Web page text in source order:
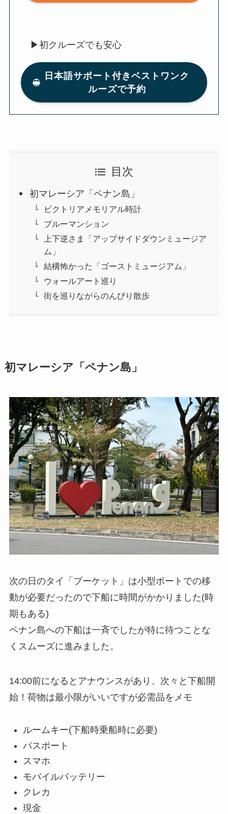
▶初クルーズでも安心
日本語サポート付きベストワンク
ルーズで予約
目次
初マレーシア「ペナン島」
ビクトリアメモリアル時計
ブルーマンション
上下逆さま「アップサイドダウンミュージア
ム」
結構怖かった「ゴーストミュージアム」
ウォールアート巡り
街を巡りながらのんびり散歩
初マレーシア「ペナン島」
次の日のタイ「プーケット」は小型ボートでの移
動が必要だったので下船に時間がかかりました(時
期もある)
ペナン島への下船は一斉でしたが特に待つことな
くスムーズに進みました。
14:00前になるとアナウンスがあり、次々と下船開
始！荷物は最小限がいいですが必需品をメモ
ルームキー(下船時乗船時に必要)
パスポート
スマホ
モバイルバッテリー
クレカ
現金